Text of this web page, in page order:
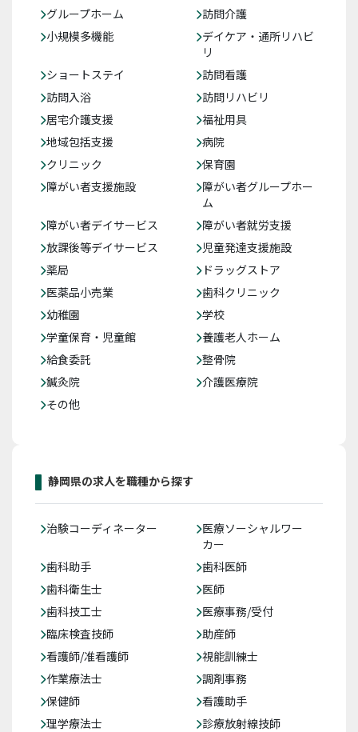
グループホーム
訪問介護
小規模多機能
デイケア・通所リハビ
リ
ショートステイ
訪問看護
訪問入浴
訪問リハビリ
居宅介護支援
福祉用具
地域包括支援
病院
クリニック
保育園
障がい者支援施設
障がい者グループホー
ム
障がい者デイサービス
障がい者就労支援
放課後等デイサービス
児童発達支援施設
薬局
ドラッグストア
医薬品小売業
歯科クリニック
幼稚園
学校
学童保育・児童館
養護老人ホーム
給食委託
整骨院
鍼灸院
介護医療院
その他
静岡県の求人を職種から探す
治験コーディネーター
医療ソーシャルワー
カー
歯科助手
歯科医師
歯科衛生士
医師
歯科技工士
医療事務/受付
臨床検査技師
助産師
看護師/准看護師
視能訓練士
作業療法士
調剤事務
保健師
看護助手
理学療法士
診療放射線技師